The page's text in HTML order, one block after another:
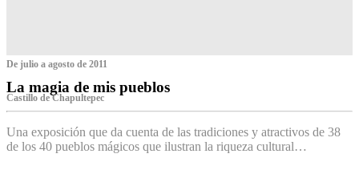
De julio a agosto de 2011
La magia de mis pueblos
Castillo de Chapultepec
Una exposición que da cuenta de las tradiciones y atractivos de 38
de los 40 pueblos mágicos que ilustran la riqueza cultural…